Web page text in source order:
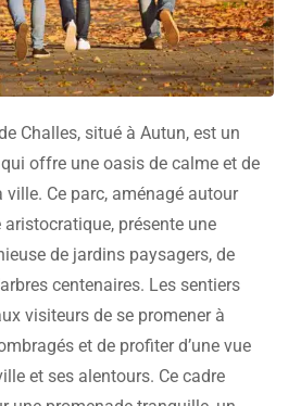
Challes, situé à Autun, est un
offre une oasis de calme et de
Ce parc, aménagé autour
aristocratique, présente une
de jardins paysagers, de
centenaires. Les sentiers
visiteurs de se promener à
et de profiter d’une vue
et ses alentours. Ce cadre